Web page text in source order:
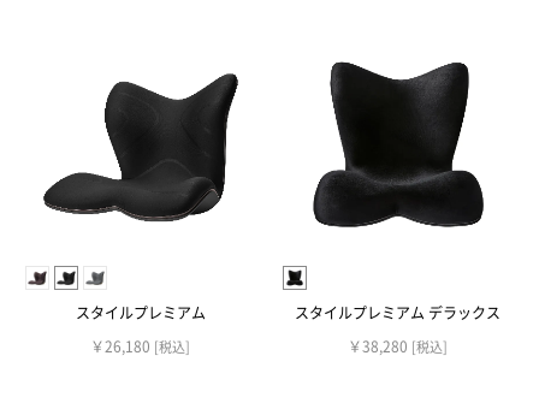
スタイルプレミアム
￥26,180 [税込]
スタイルプレミアム デラックス
￥38,280 [税込]